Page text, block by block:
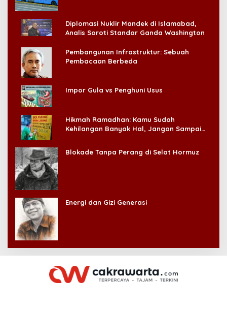
Diplomasi Nuklir Mandek di Islamabad,
Analis Soroti Standar Ganda Washington
Pembangunan Infrastruktur: Sebuah
Pembacaan Berbeda
Impor Gula vs Penghuni Usus
Hikmah Ramadhan: Kamu Sudah
Kehilangan Banyak Hal, Jangan Sampai
Blokade Tanpa Perang di Selat Hormuz
Energi dan Gizi Generasi